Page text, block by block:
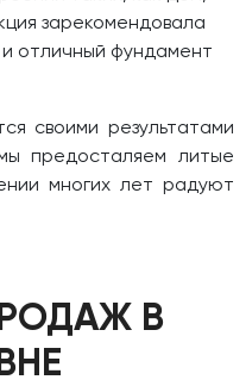
зарекомендовала
и отличный фундамент
своими результатами
предосталяем литые
многих лет радуют
В